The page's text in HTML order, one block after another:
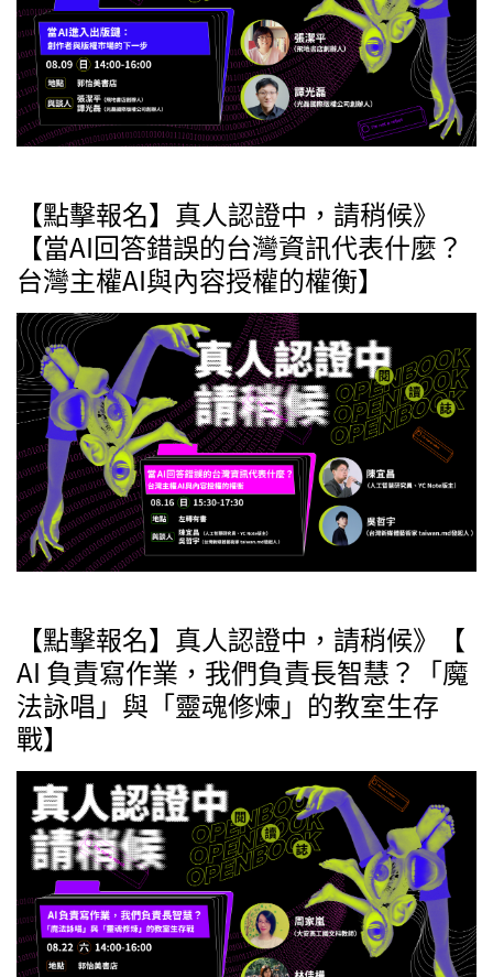
【點擊報名】真人認證中，請稍候》
【當AI回答錯誤的台灣資訊代表什麼？
台灣主權AI與內容授權的權衡】
【點擊報名】真人認證中，請稍候》【
AI 負責寫作業，我們負責長智慧？「魔
法詠唱」與「靈魂修煉」的教室生存
戰】